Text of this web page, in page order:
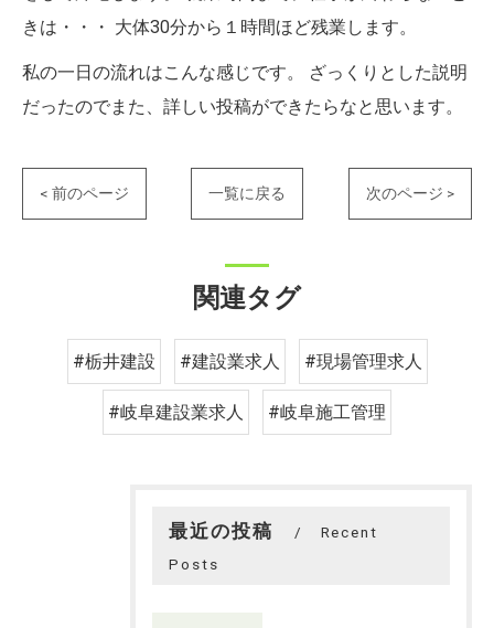
きは・・・ 大体30分から１時間ほど残業します。
私の一日の流れはこんな感じです。 ざっくりとした説明
だったのでまた、詳しい投稿ができたらなと思います。
< 前のページ 一覧に戻る 次のページ >
関連タグ
#栃井建設 #建設業求人 #現場管理求人
#岐阜建設業求人 #岐阜施工管理
最近の投稿
Recent
Posts